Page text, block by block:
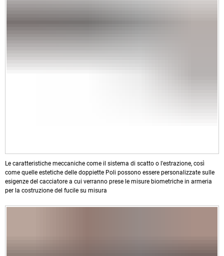
Le caratteristiche meccaniche come il sistema di scatto o l'estrazione, così
come quelle estetiche delle doppiette Poli possono essere personalizzate sulle
esigenze del cacciatore a cui verranno prese le misure biometriche in armeria
per la costruzione del fucile su misura